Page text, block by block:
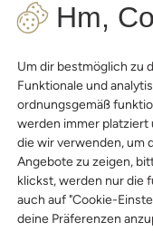
Hm,
Um dir bestmöglich zu
Funktionale und
ordnungsgemäß
werden immer platziert
die wir verwenden, um
Angebote zu zeigen,
klickst, werden nur die
auch auf "Cookie-
deine Präferenzen